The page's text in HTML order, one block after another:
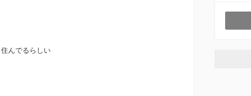
んでるらしい